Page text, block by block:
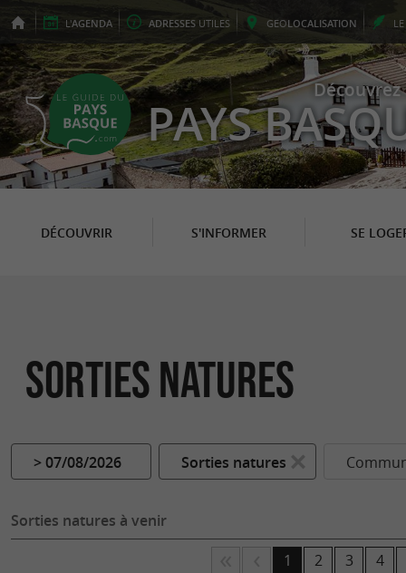
L'AGENDA ADRESSES UTILES GEOLOCALISATION LE
Découvrez
PAYS
DÉCOUVRIR S'INFORMER SE
Sorties natures
> 07/08/2026 Sorties natures
Sorties natures à venir
1 2 3 4